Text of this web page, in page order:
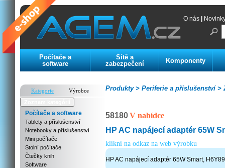
O nás
Počítače a
software
Sítě a
zabezpečení
Komponenty
Kategorie
Výrobce
Počítače a software
Tablety a příslušenství
Notebooky a příslušenství
Mini počítače
Stolní počítače
Čtečky knih
Software
Periferie a příslušenství >
Produkty >
58180V nabídce
HP AC napájecí adaptér 65W
klikni na odkaz na web výrobku
HP AC napájecí adaptér 65W Smart,